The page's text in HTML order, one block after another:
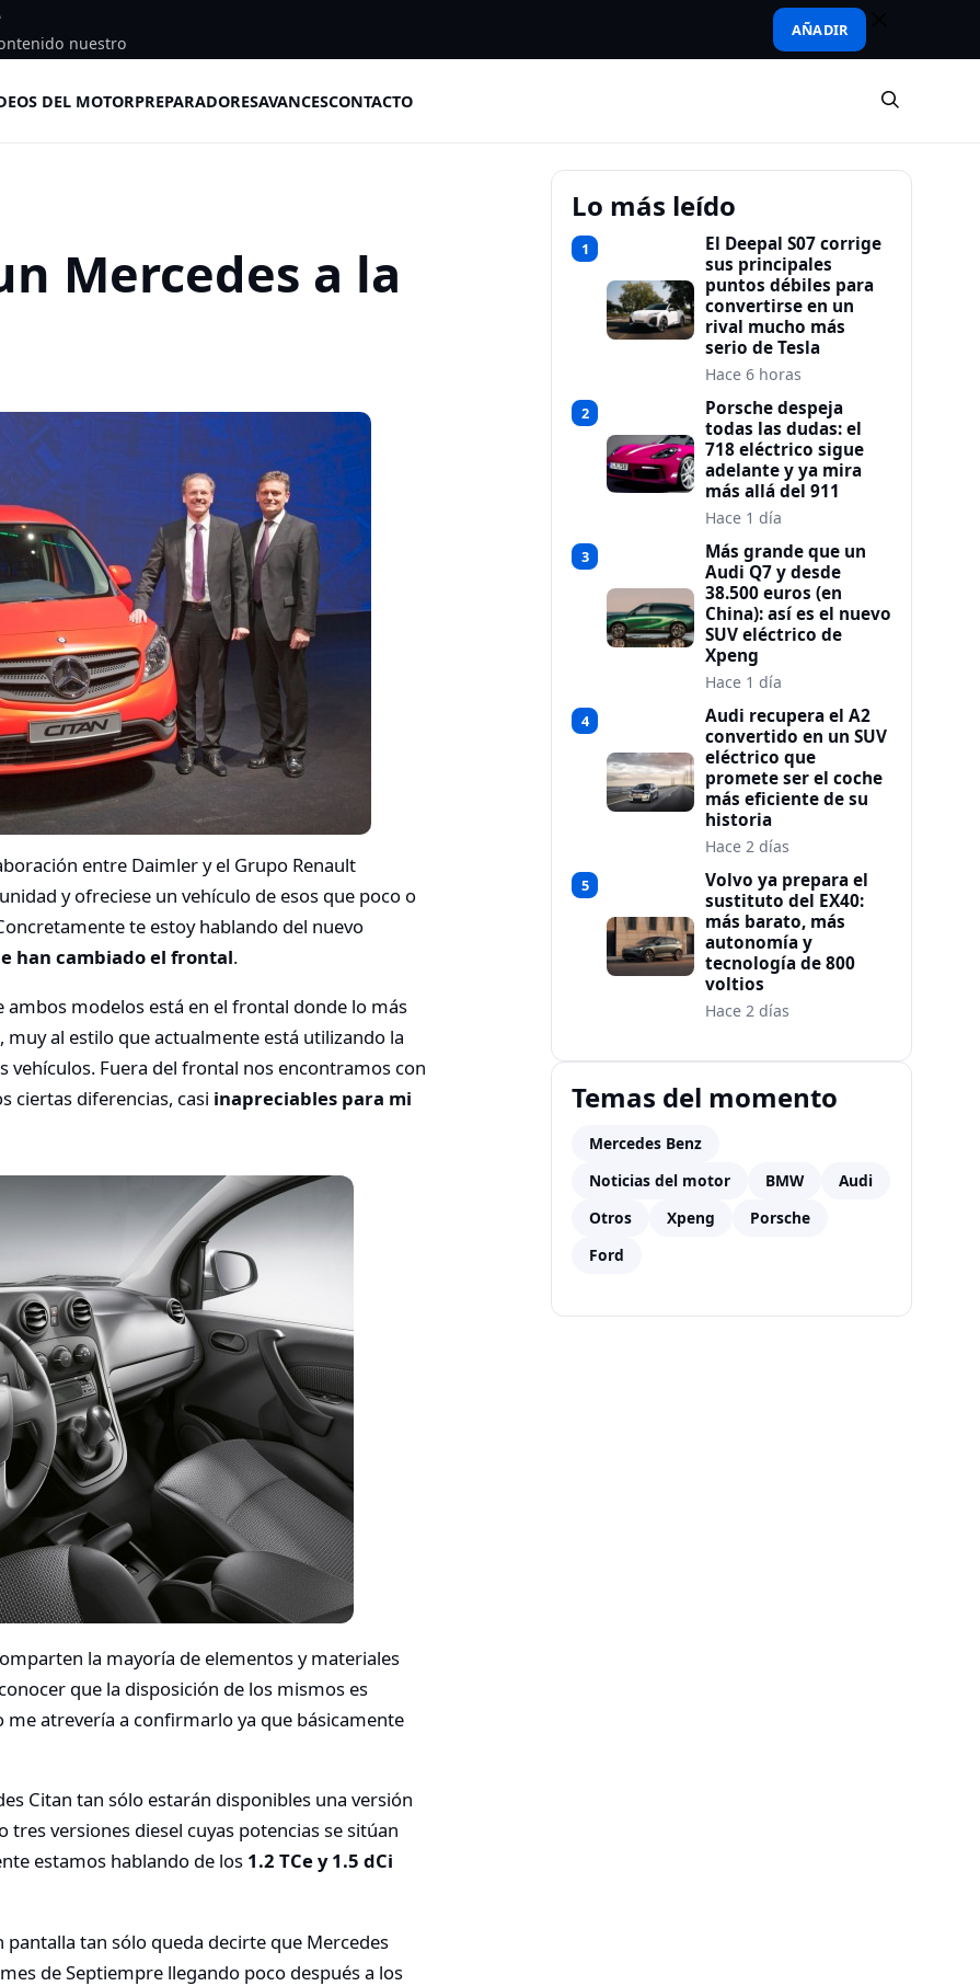
nuestro
AÑADIR
DEL MOTORPREPARADORESAVANCESCONTACTO
Mercedes a la
entre Daimler y el Grupo Renault
y ofreciese un vehículo de esos que poco o
te estoy hablando del nuevo
han cambiado el frontal.
modelos está en el frontal donde lo más
al estilo que actualmente está utilizando la
vehículos. Fuera del frontal nos encontramos con
ciertas diferencias, casi inapreciables para mi
la mayoría de elementos y materiales
que la disposición de los mismos es
me atrevería a confirmarlo ya que básicamente
Citan tan sólo estarán disponibles una versión
versiones diesel cuyas potencias se sitúan
estamos hablando de los 1.2 TCe y 1.5 dCi
tan sólo queda decirte que Mercedes
de Septiempre llegando poco después a los
Lo más leído
1
El Deepal S07 corrige
sus principales
puntos débiles para
convertirse en un
rival mucho más
serio de Tesla
Hace 6 horas
2
Porsche despeja
todas las dudas: el
718 eléctrico sigue
adelante y ya mira
más allá del 911
Hace 1 día
3
Más grande que un
Audi Q7 y desde
38.500 euros (en
China): así es el nuevo
SUV eléctrico de
Xpeng
Hace 1 día
4
Audi recupera el A2
convertido en un SUV
eléctrico que
promete ser el coche
más eficiente de su
historia
Hace 2 días
5
Volvo ya prepara el
sustituto del EX40:
más barato, más
autonomía y
tecnología de 800
voltios
Hace 2 días
Temas del momento
Mercedes Benz
Noticias del motor
BMW
Audi
Otros
Xpeng
Porsche
Ford